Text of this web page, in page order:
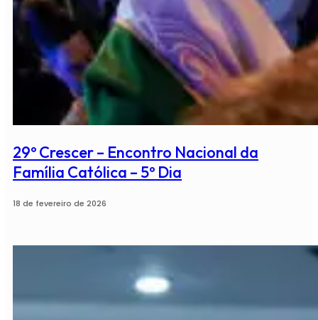
29º Crescer – Encontro Nacional da
Família Católica – 5º Dia
18 de fevereiro de 2026